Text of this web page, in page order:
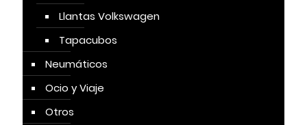
Llantas Volkswagen
Tapacubos
Neumáticos
Ocio y Viaje
Otros